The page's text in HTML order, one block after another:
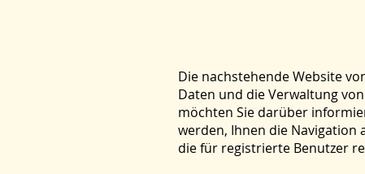
Die nachstehende Website
Daten und die Verwaltung
möchten Sie darüber
werden, Ihnen die Navigation
die für registrierte Benutzer